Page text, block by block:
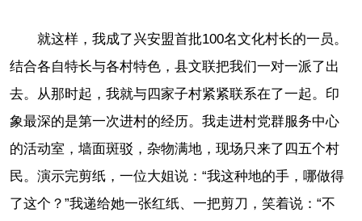
就这样，我成了兴安盟首批100名文化村长的一员。
结合各自特长与各村特色，县文联把我们一对一派了出
去。从那时起，我就与四家子村紧紧联系在了一起。印
象最深的是第一次进村的经历。我走进村党群服务中心
的活动室，墙面斑驳，杂物满地，现场只来了四五个村
民。演示完剪纸，一位大姐说：“我这种地的手，哪做得
了这个？”我递给她一张红纸、一把剪刀，笑着说：“不